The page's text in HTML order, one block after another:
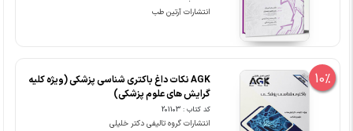
انتشارات آرتین طب
10%
AGK نکات داغ باکتری شناسی پزشکی (ویژه کلیه
گرایش های علوم پزشکی)
کد کتاب : 201103
انتشارات گروه تالیفی دکتر خلیلی